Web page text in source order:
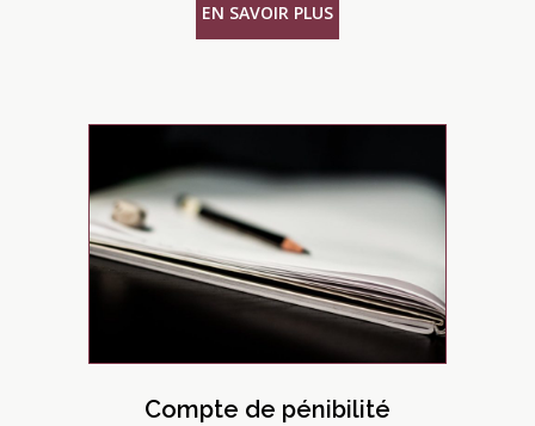
EN SAVOIR PLUS
Compte de pénibilité